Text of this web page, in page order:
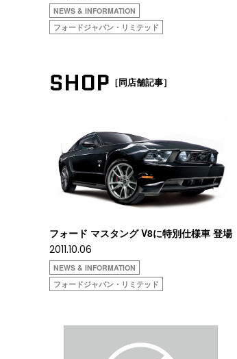
NEWS & INFORMATION
フォードジャパン・リミテッド
SHOP ［同店舗記事］
フォード マスタング V8に特別仕様車 登場
2011.10.06
NEWS & INFORMATION
フォードジャパン・リミテッド